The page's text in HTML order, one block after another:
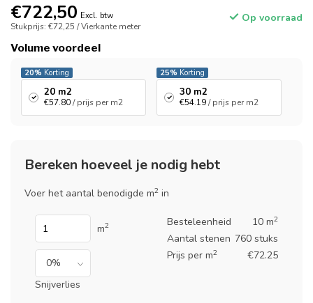
€722,50 Excl. btw
Stukprijs: €72,25 / Vierkante meter
Op voorraad
Volume voordeel
20% Korting
20 m2
€57.80/ prijs per m2
25% Korting
30 m2
€54.19/ prijs per m2
Bereken hoeveel je nodig hebt
Voer het aantal benodigde m2 in
m2
Snijverlies
Besteleenheid 10 m2
Aantal stenen 760 stuks
Prijs per m2 €72.25